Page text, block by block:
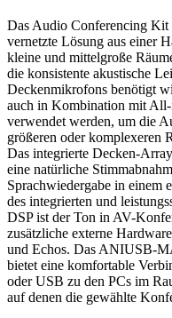
Das Audio Conferencing Kit
vernetzte Lösung aus einer
kleine und mittelgroße
die konsistente akustische
Deckenmikrofons benötigt
auch in Kombination mit All-
verwendet werden, um die
größeren oder komplexeren
Das integrierte Decken-
eine natürliche
Sprachwiedergabe in einem
des integrierten und
DSP ist der Ton in AV-
zusätzliche externe
und Echos. Das ANIUSB-
bietet eine komfortable
oder USB zu den PCs im
auf denen die gewählte